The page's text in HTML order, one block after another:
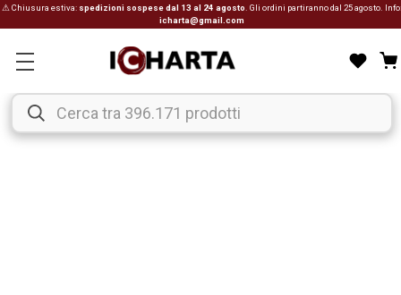
⚠ Chiusura estiva: spedizioni sospese dal 13 al 24 agosto . Gli ordini partiranno dal 25 agosto. Info:
icharta@gmail.com